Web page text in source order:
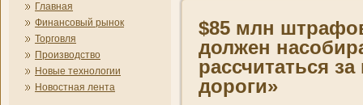
Главная
Финансовый рынок
Торговля
Производство
Новые технологии
Новостная лента
$85 млн
должен
рассчитаться
дороги»